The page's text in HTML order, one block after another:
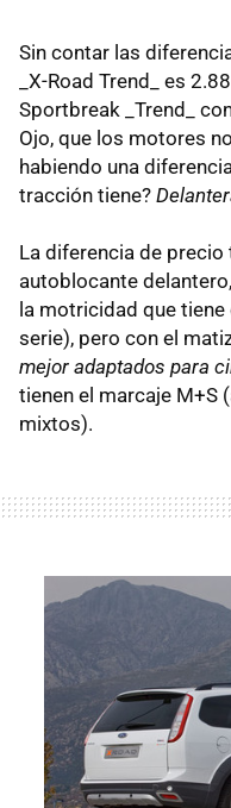
Sin contar las
_X-Road Trend_ es
Sportbreak _Trend_
Ojo, que los motores
habiendo una
tracción tiene?
La diferencia de
autoblocante
la motricidad que
serie), pero con el
mejor adaptados para
tienen el marcaje M+S
mixtos).